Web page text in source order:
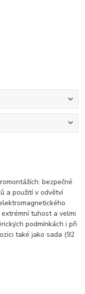
bezpečné
a použití v odvětví
tuhost a velmi
podmínkách i při
také jako sada (92